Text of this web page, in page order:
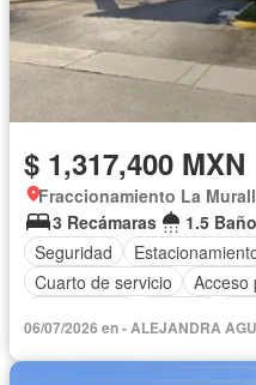
$ 1,317,400 MXN
Fraccionamiento La
3 Recámaras
1.5
Seguridad
Cuarto de servicio
Acceso
Electricidad
Agua